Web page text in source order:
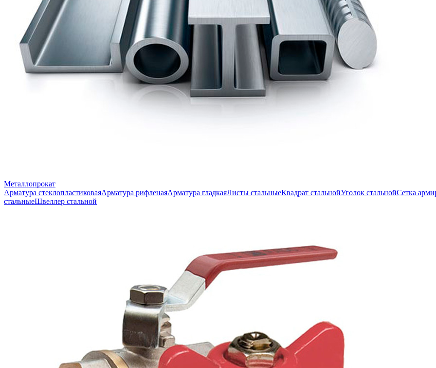
Металлопрокат
Арматура стеклопластиковаяАрматура рифленаяАрматура гладкаяЛисты стальныеКвадрат стальнойУголок стальнойСетка
стальныеШвеллер стальной